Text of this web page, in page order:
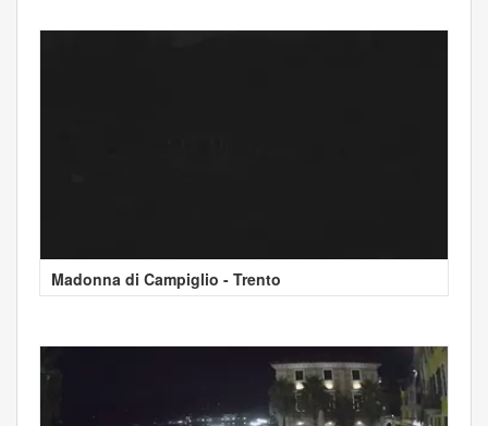
Madonna di Campiglio - Trento